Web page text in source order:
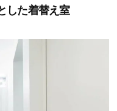
した着替え室